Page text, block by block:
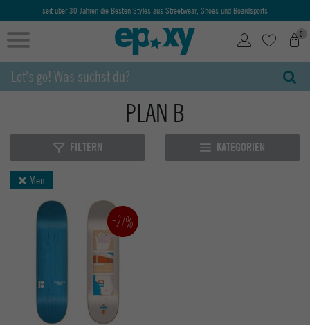
seit über 30 Jahren die Besten Styles aus Streetwear, Shoes und Boardsports
0
PLAN B
FILTERN KATEGORIEN
Men
-27%